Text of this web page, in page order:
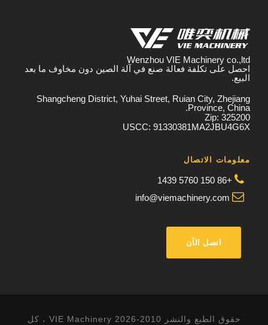
Wenzhou VIE Machinery co.,ltd
احصل على تكلفة فعالة صنع في آلة الصين دون مخاوف ما بعد
البيع.
Shangcheng District, Yuhai Street, Ruian City, Zhejiang
Province, China.
Zip: 325200
USCC: 91330381MA2JBU4G6X
معلومات الاتصال
+86 150 5760 1439
اتصل الآن
حقوق الطبع والنشر 2010-2026 VIE Machinery ، كل